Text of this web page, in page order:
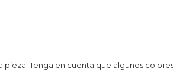
Tenga en cuenta que algunos